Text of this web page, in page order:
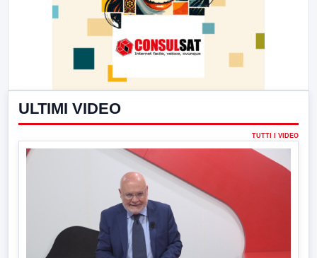
ULTIMI VIDEO
TUTTI I VIDEO